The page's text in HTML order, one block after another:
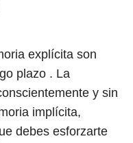
explícita son
plazo . La
y sin
implícita,
debes esforzarte